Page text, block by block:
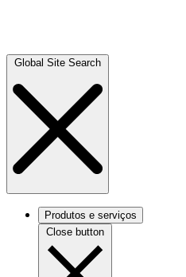
Global Site Search
Produtos e serviços
Close button